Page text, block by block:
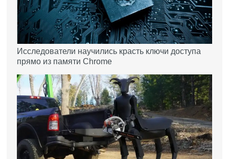
Исследователи научились красть ключи доступа
прямо из памяти Chrome